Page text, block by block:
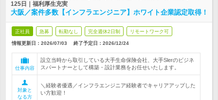
125日｜福利厚生充実
大阪／案件多数【インフラエンジニア】ホワイト企業認定取得！
正社員 急募 転勤なし 完全週休2日制 リモートワーク可
情報更新日：2026/07/03 終了予定日： 2026/12/24
仕事内容
設立当時から取引している大手生命保険会社、大手Slerのビジネ
スパートナーとして構築・設計業務をお任せいたします。
対象と
なる方
＼経験者優遇／インフラエンジニア経験者でキャリアアップした
い方歓迎！